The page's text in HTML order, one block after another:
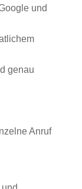
und
genau
Anruf